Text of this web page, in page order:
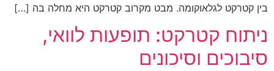
בין קטרקט לגלאוקומה. מבט מקרוב קטרקט היא מחלה בה […]
ניתוח קטרקט: תופעות לוואי,
סיבוכים וסיכונים